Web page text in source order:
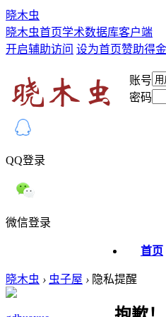
晓木虫
晓木虫首页学术数据库客户端
开启辅助访问 设为首页赞助得
账号
密码
QQ登录
微信登录
首页
晓木虫 › 虫子屋 › 隐私提醒